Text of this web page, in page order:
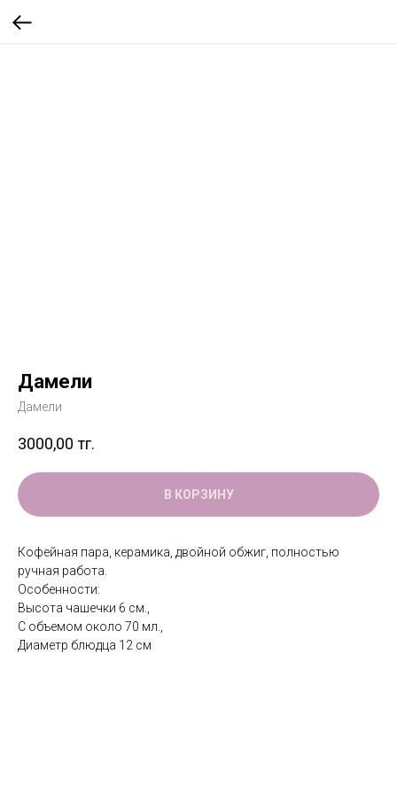
Дамели
Дамели
3000,00 тг.
В КОРЗИНУ
Кофейная пара, керамика, двойной обжиг, полностью
ручная работа.
Особенности:
Высота чашечки 6 см.,
С объемом около 70 мл.,
Диаметр блюдца 12 см